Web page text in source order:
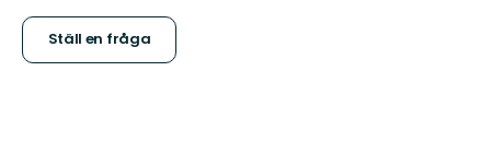
Ställ en fråga